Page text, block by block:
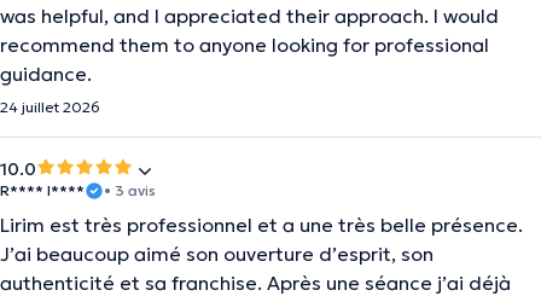
was helpful, and I appreciated their approach. I would
recommend them to anyone looking for professional
guidance.
24 juillet 2026
10.0
R**** I**** • 3 avis
Lirim est très professionnel et a une très belle présence.
J’ai beaucoup aimé son ouverture d’esprit, son
authenticité et sa franchise. Après une séance j’ai déjà